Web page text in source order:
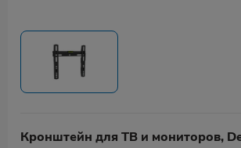
Кронштейн для ТВ и мониторов,